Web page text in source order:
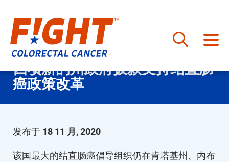
至 四项新的州政府拨款支持结直肠
癌政策改革
发布于 18 11 月, 2020
该国最大的结直肠癌倡导组织仍在肯塔基州、内布